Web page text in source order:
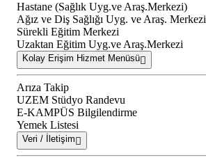
Hastane (Sağlık Uyg.ve Araş.Merkezi)
Ağız ve Diş Sağlığı Uyg. ve Araş. Merkezi
Sürekli Eğitim Merkezi
Uzaktan Eğitim Uyg.ve Araş.Merkezi
Kolay Erişim Hizmet Menüsü
Arıza Takip
UZEM Stüdyo Randevu
E-KAMPÜS Bilgilendirme
Yemek Listesi
Veri / İletişim